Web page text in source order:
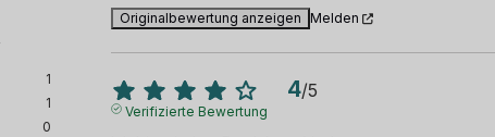
1
1
0
Originalbewertung anzeigen Melden
4/5
Verifizierte Bewertung